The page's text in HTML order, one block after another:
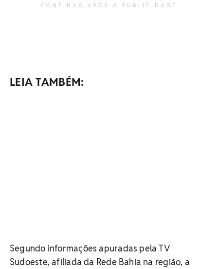
CONTINUA APÓS A PUBLICIDADE
LEIA TAMBÉM:
Segundo informações apuradas pela TV
Sudoeste, afiliada da Rede Bahia na região, a